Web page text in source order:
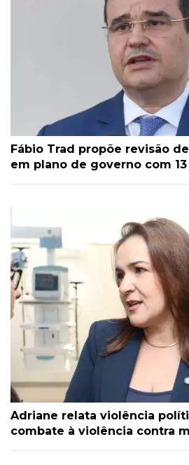
Fábio Trad propõe revisão
em plano de governo com
Adriane relata violência
combate à violência contra